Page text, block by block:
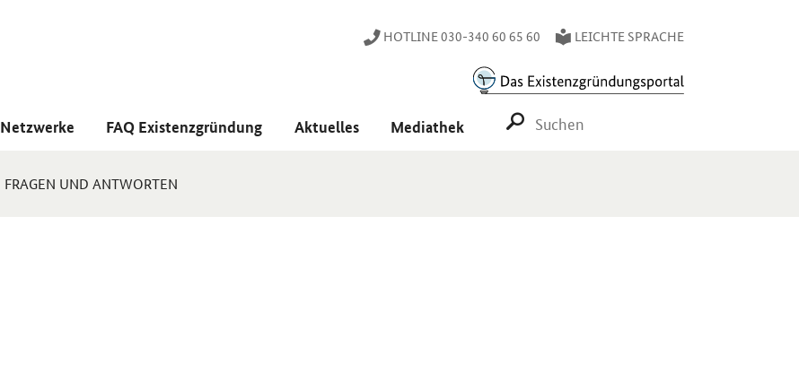
HOTLINE 030-340 60 65 60 LEICHTE SPRACHE
Netzwerke FAQ Existenzgründung Aktuelles Mediathek SUCHE STARTEN
FRAGEN UND ANTWORTEN